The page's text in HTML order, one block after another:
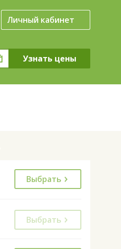
Личный кабинет
Выбрать
Выбрать